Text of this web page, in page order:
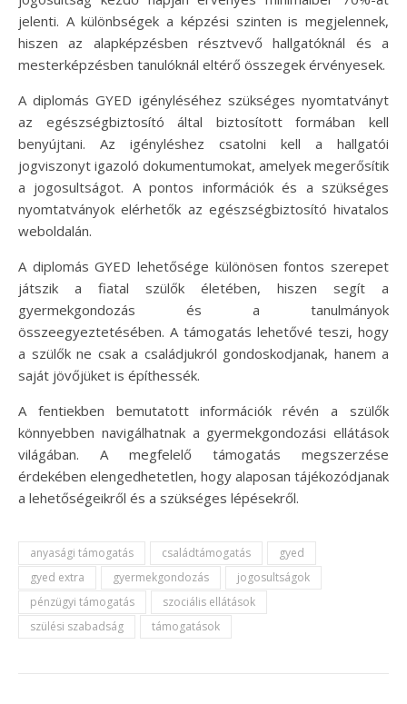
jelenti. A különbségek a képzési szinten is megjelennek,
hiszen az alapképzésben résztvevő hallgatóknál és a
mesterképzésben tanulóknál eltérő összegek érvényesek.
A diplomás GYED igényléséhez szükséges nyomtatványt
az egészségbiztosító által biztosított formában kell
benyújtani. Az igényléshez csatolni kell a hallgatói
jogviszonyt igazoló dokumentumokat, amelyek megerősítik
a jogosultságot. A pontos információk és a szükséges
nyomtatványok elérhetők az egészségbiztosító hivatalos
weboldalán.
A diplomás GYED lehetősége különösen fontos szerepet
játszik a fiatal szülők életében, hiszen segít a
gyermekgondozás és a tanulmányok
összeegyeztetésében. A támogatás lehetővé teszi, hogy
a szülők ne csak a családjukról gondoskodjanak, hanem a
saját jövőjüket is építhessék.
A fentiekben bemutatott információk révén a szülők
könnyebben navigálhatnak a gyermekgondozási ellátások
világában. A megfelelő támogatás megszerzése
érdekében elengedhetetlen, hogy alaposan tájékozódjanak
a lehetőségeikről és a szükséges lépésekről.
anyasági támogatás családtámogatás
gyed
gyed extra
gyermekgondozás
jogosultságok
pénzügyi támogatás
szociális ellátások
szülési szabadság
támogatások